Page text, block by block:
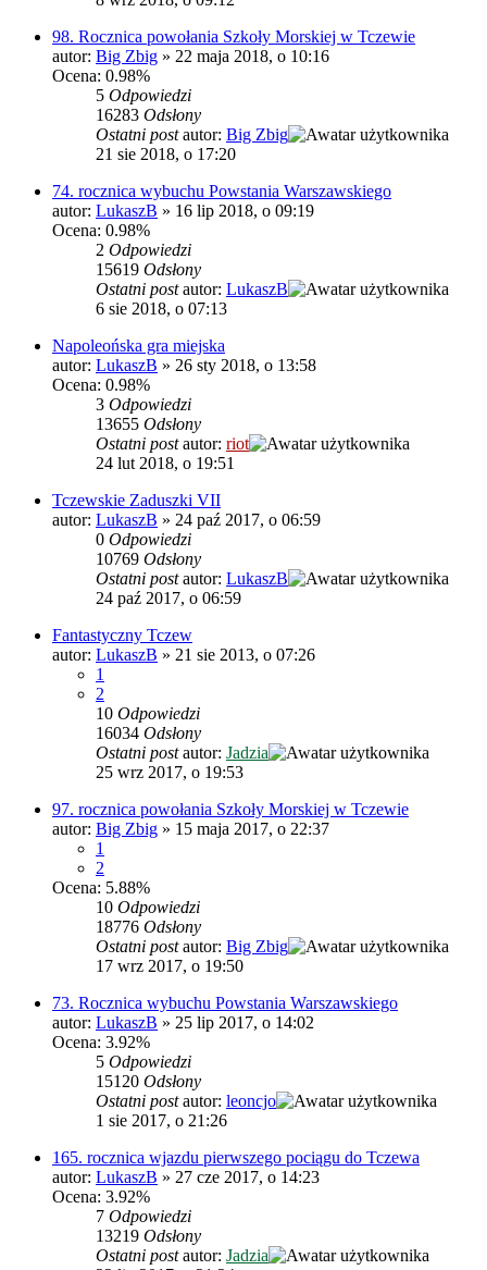
98. Rocznica powołania Szkoły Morskiej w Tczewie
autor: Big Zbig » 22 maja 2018, o 10:16
Ocena: 0.98%
5 Odpowiedzi
16283 Odsłony
Ostatni postautor: Big Zbig
21 sie 2018, o 17:20
74. rocznica wybuchu Powstania Warszawskiego
autor: LukaszB » 16 lip 2018, o 09:19
Ocena: 0.98%
2 Odpowiedzi
15619 Odsłony
Ostatni postautor: LukaszB
6 sie 2018, o 07:13
Napoleońska gra miejska
autor: LukaszB » 26 sty 2018, o 13:58
Ocena: 0.98%
3 Odpowiedzi
13655 Odsłony
Ostatni postautor: riot
24 lut 2018, o 19:51
Tczewskie Zaduszki VII
autor: LukaszB » 24 paź 2017, o 06:59
0 Odpowiedzi
10769 Odsłony
Ostatni postautor: LukaszB
24 paź 2017, o 06:59
Fantastyczny Tczew
autor: LukaszB » 21 sie 2013, o 07:26
1
2
10 Odpowiedzi
16034 Odsłony
Ostatni postautor: Jadzia
25 wrz 2017, o 19:53
97. rocznica powołania Szkoły Morskiej w Tczewie
autor: Big Zbig » 15 maja 2017, o 22:37
1
2
Ocena: 5.88%
10 Odpowiedzi
18776 Odsłony
Ostatni postautor: Big Zbig
17 wrz 2017, o 19:50
73. Rocznica wybuchu Powstania Warszawskiego
autor: LukaszB » 25 lip 2017, o 14:02
Ocena: 3.92%
5 Odpowiedzi
15120 Odsłony
Ostatni postautor: leoncjo
1 sie 2017, o 21:26
165. rocznica wjazdu pierwszego pociągu do Tczewa
autor: LukaszB » 27 cze 2017, o 14:23
Ocena: 3.92%
7 Odpowiedzi
13219 Odsłony
Ostatni postautor: Jadzia